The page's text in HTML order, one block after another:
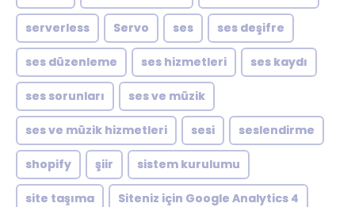
serverless Servo ses ses deşifre
ses düzenleme ses hizmetleri ses kaydı
ses sorunları ses ve müzik
ses ve müzik hizmetleri sesi seslendirme
shopify şiir sistem kurulumu
site taşıma Siteniz için Google Analytics 4